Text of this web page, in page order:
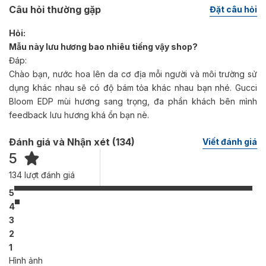
Câu hỏi thường gặp Đặt câu hỏi
Hỏi:
Mẫu này lưu hương bao nhiêu tiếng vậy shop?
Đáp:
Chào bạn, nước hoa lên da cơ địa mỗi người và môi trường sử
dụng khác nhau sẽ có độ bám tỏa khác nhau bạn nhé. Gucci
Bloom EDP mùi hương sang trọng, đa phần khách bên mình
feedback lưu hương khá ổn bạn nè.
Đánh giá và Nhận xét (134) Viết đánh giá
5
134 lượt đánh giá
5
4
3
2
1
Hình ảnh